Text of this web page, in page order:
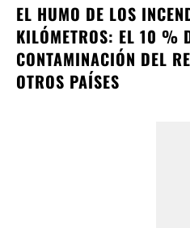
EL HUMO DE LOS
KILÓMETROS: EL 10 %
CONTAMINACIÓN DEL
OTROS PAÍSES